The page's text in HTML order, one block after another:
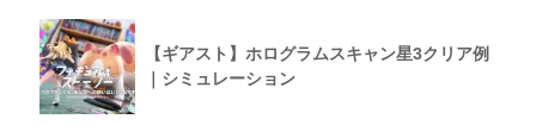
【ギアスト】ホログラムスキャン星3クリア例
｜シミュレーション